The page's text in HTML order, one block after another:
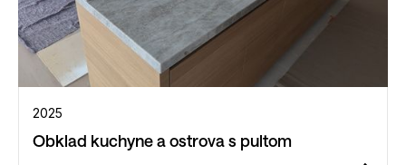
2025
Obklad kuchyne a ostrova s pultom